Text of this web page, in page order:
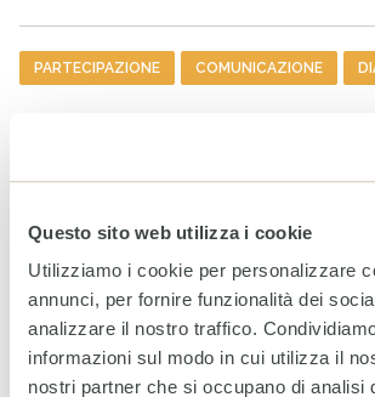
Questo sito web utilizza i cookie
Utilizziamo i cookie per personalizzare
annunci, per fornire funzionalità dei
analizzare il nostro traffico.
informazioni sul modo in cui utilizza il
nostri partner che si occupano di analisi
Tag
PARTECIPAZIONE COMUNICAZIONE
un tetto alla
supporto
A Milano un